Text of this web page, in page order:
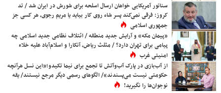
سناتور آمریکایی خواهان ارسال اسلحه برای شورش در ایران شد / تد
کروز: فرقی نمی‌کند پسر شاه روی کار بیاید یا مریم رجوی، هر کسی جز
جمهوری اسلامی
«پیمان مکه» و آرایش جدید منطقه / ائتلاف نظامی جدید اسلامی چه
پیامی برای تهران دارد؟ / مثلث ریاض، آنکارا و اسلام‌آباد علیه خلاء
امنیتی غرب
از آب‌بازی در پارک آب‌وآتش تا تجمع برای نیما تکیدو؛«این نسل هرآنچه
حکومتی نیست می‌پسندند»/ الگوهای رسمی دیگر مرجع نیستند/ یقه
نوجوان‌ها را نگیرید!